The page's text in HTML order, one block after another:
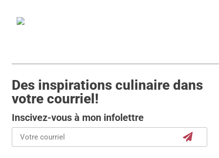
Des inspirations culinaire dans
votre courriel!
Inscivez-vous à mon infolettre